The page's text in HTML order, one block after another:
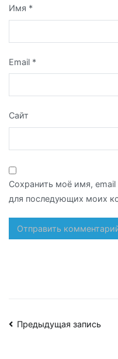
Имя *
Email *
Сайт
Сохранить моё имя, email
для последующих моих
Навигация
Предыдущая запись